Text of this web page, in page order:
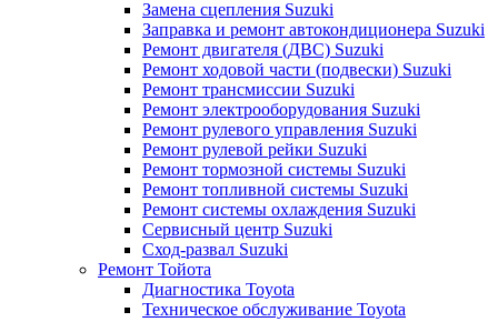
Замена сцепления Suzuki
Заправка и ремонт автокондиционера Suzuki
Ремонт двигателя (ДВС) Suzuki
Ремонт ходовой части (подвески) Suzuki
Ремонт трансмиссии Suzuki
Ремонт электрооборудования Suzuki
Ремонт рулевого управления Suzuki
Ремонт рулевой рейки Suzuki
Ремонт тормозной системы Suzuki
Ремонт топливной системы Suzuki
Ремонт системы охлаждения Suzuki
Сервисный центр Suzuki
Сход-развал Suzuki
Ремонт Тойота
Диагностика Toyota
Техническое обслуживание Toyota